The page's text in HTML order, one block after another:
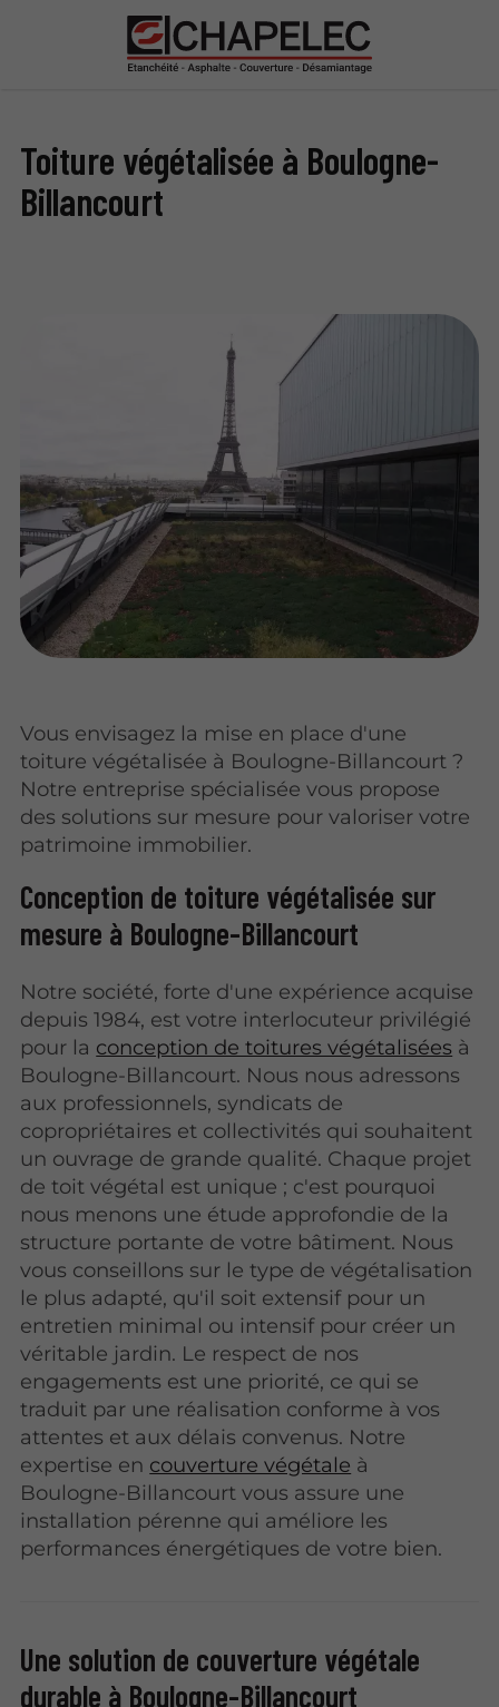
Toiture végétalisée à Boulogne-
Billancourt
Vous envisagez la mise en place d'une
toiture végétalisée à Boulogne-Billancourt ?
Notre entreprise spécialisée vous propose
des solutions sur mesure pour valoriser votre
patrimoine immobilier.
Conception de toiture végétalisée sur
mesure à Boulogne-Billancourt
Notre société, forte d'une expérience acquise
depuis 1984, est votre interlocuteur privilégié
pour la conception de toitures végétalisées à
Boulogne-Billancourt. Nous nous adressons
aux professionnels, syndicats de
copropriétaires et collectivités qui souhaitent
un ouvrage de grande qualité. Chaque projet
de toit végétal est unique ; c'est pourquoi
nous menons une étude approfondie de la
structure portante de votre bâtiment. Nous
vous conseillons sur le type de végétalisation
le plus adapté, qu'il soit extensif pour un
entretien minimal ou intensif pour créer un
véritable jardin. Le respect de nos
engagements est une priorité, ce qui se
traduit par une réalisation conforme à vos
attentes et aux délais convenus. Notre
expertise en couverture végétale à
Boulogne-Billancourt vous assure une
installation pérenne qui améliore les
performances énergétiques de votre bien.
Une solution de couverture végétale
durable à Boulogne-Billancourt